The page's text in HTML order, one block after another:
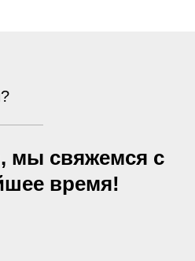
мы свяжемся с
время!